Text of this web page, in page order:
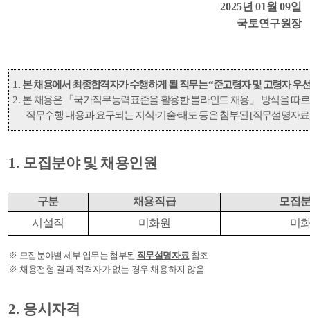
2025년01월09일
국토연구원장
1. 본 채용에서 최종합격자가 수행하게 될 직무는“준고령자 및 고령자 우
2. 본 채용은 「 국가직무능력표준을 활용한 블라인드 채용 」 방식을 따
직무수행 내용과 요구되는 지식·기술·태도 등은 첨부된 [직무설명자료
1. 모집분야 및 채용인원
구분 채용직급
모집
시설직
미화원 미
※ 모집분야별 세부 업무는 첨부된 직무설명자료 참조
※ 채용전형 결과 적격자가 없는 경우 채용하지 않음
2. 응시자격